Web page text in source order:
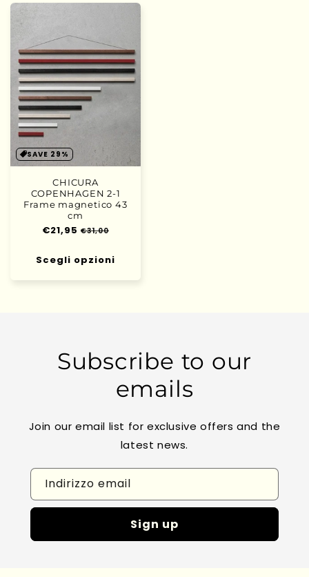
SAVE 29%
CHICURA
COPENHAGEN 2-1
Frame magnetico 43
cm
Prezzo
listino
€21,95 Prezzo
€31,00
Scegli opzioni
Subscribe to our
emails
Join our email list for exclusive offers and the
latest news.
Indirizzo email
Sign up